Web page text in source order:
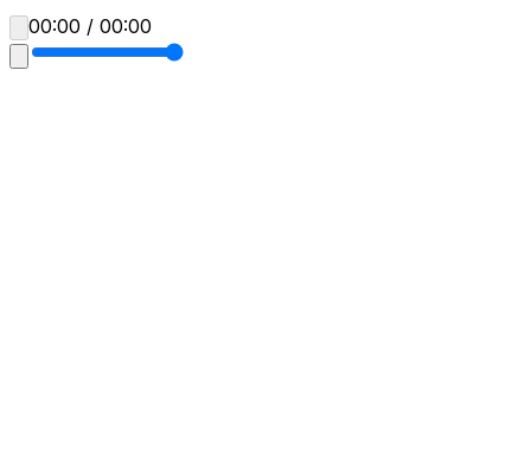
00:00 / 00:00